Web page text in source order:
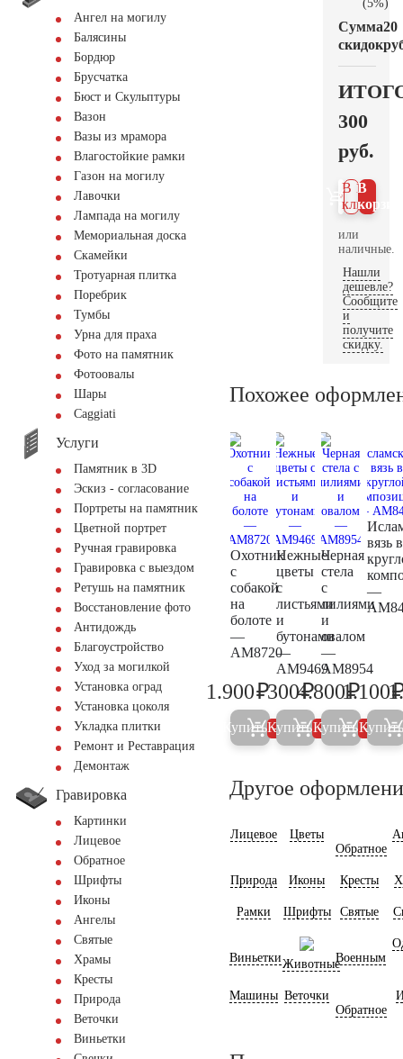
Ангел на могилу
Балясины
Бордюр
Брусчатка
Бюст и Скульптуры
Вазон
Вазы из мрамора
Влагостойкие рамки
Газон на могилу
Лавочки
Лампада на могилу
Мемориальная доска
Скамейки
Тротуарная плитка
Поребрик
Тумбы
Урна для праха
Фото на памятник
Фотоовалы
Шары
Сaggiati
Услуги
Памятник в 3D
Эскиз - согласование
Портреты на памятник
Цветной портрет
Ручная гравировка
Гравировка с выездом
Ретушь на памятник
Восстановление фото
Антидождь
Благоустройство
Уход за могилкой
Установка оград
Установка цоколя
Укладка плитки
Ремонт и Реставрация
Демонтаж
Гравировка
Картинки
Лицевое
Обратное
Шрифты
Иконы
Ангелы
Святые
Храмы
Кресты
Природа
Веточки
Виньетки
(5%)
Сумма
скидок
20
300
руб.
В
В 1
клик
или
наличные.
Нашли
дешевле?
Сообщите
и
получите
скидку.
Похожее
Охотник
с
собакой
на
болоте
—
AM8720
2.000
1.900₽
Купить 5%
Нежные
цветы
с
листьями
и
бутонами
—
AM9469
300
300₽
Купить 5%
Черная
стела
с
лилиями
и
овалом
—
AM8954
5.000
4.800₽
Купить 5%
вязь в
—
1.100
Купить
Другое
Лицевое
Цветы
Обратное
Природа Иконы Кресты
Рамки Шрифты Святые
ВиньеткиЖивотныеВоенным
Машины Веточки
Обратное